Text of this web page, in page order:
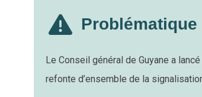
Problématique
Le Conseil général de Guyane a
refonte d’ensemble de la